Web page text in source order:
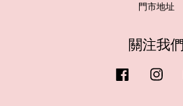
門市地址
關注我們
Facebook